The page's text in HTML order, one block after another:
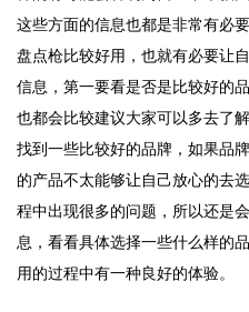
这些方面的信息也都是非常有必
盘点枪比较好用，也就有必要让
信息，第一要看是否是比较好的
也都会比较建议大家可以多去了
找到一些比较好的品牌，如果品
的产品不太能够让自己放心的去
程中出现很多的问题，所以还是
息，看看具体选择一些什么样的
用的过程中有一种良好的体验。